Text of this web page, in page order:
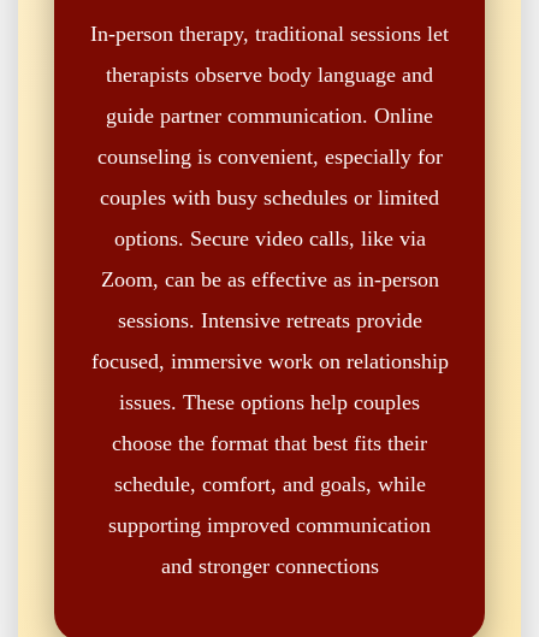
In-person therapy, traditional sessions let
therapists observe body language and
guide partner communication. Online
counseling is convenient, especially for
couples with busy schedules or limited
options. Secure video calls, like via
Zoom, can be as effective as in-person
sessions. Intensive retreats provide
focused, immersive work on relationship
issues. These options help couples
choose the format that best fits their
schedule, comfort, and goals, while
supporting improved communication
and stronger connections